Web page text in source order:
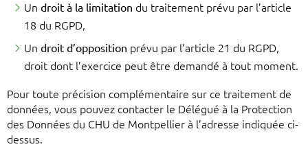
Un droit à la limitation du traitement prévu par l’article
18 du RGPD,
Un droit d’opposition prévu par l’article 21 du RGPD,
droit dont l’exercice peut être demandé à tout moment.
Pour toute précision complémentaire sur ce traitement de
données, vous pouvez contacter le Délégué à la Protection
des Données du CHU de Montpellier à l’adresse indiquée ci-
dessus.